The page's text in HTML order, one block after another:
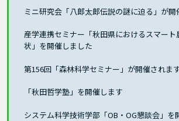
ミニ研究会「八郎太郎伝説の謎に迫る」が開
産学連携セミナー「秋田県におけるスマート
状」を開催しました
第156回「森林科学セミナー」が開催されま
「秋田哲学塾」を開催します
システム科学技術学部「OB・OG懇談会」を